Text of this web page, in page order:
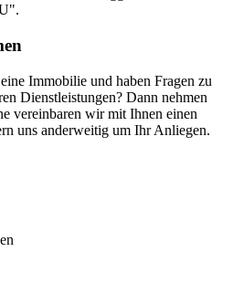
Immobilie und haben Fragen zu
Dienstleistungen? Dann nehmen
vereinbaren wir mit Ihnen einen
uns anderweitig um Ihr Anliegen.